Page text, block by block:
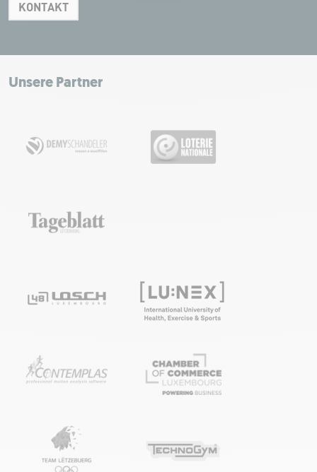
KONTAKT
+
−
Leaflet|Map tiles by Carto, under CC BY 3.0. Data by OpenStreetMap, under
Unsere Partner